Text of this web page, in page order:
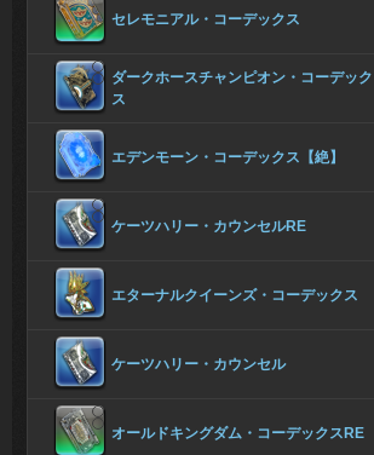
セレモニアル・コーデックス
ダークホースチャンピオン・コーデック
ス
エデンモーン・コーデックス【絶】
ケーツハリー・カウンセルRE
エターナルクイーンズ・コーデックス
ケーツハリー・カウンセル
オールドキングダム・コーデックスRE